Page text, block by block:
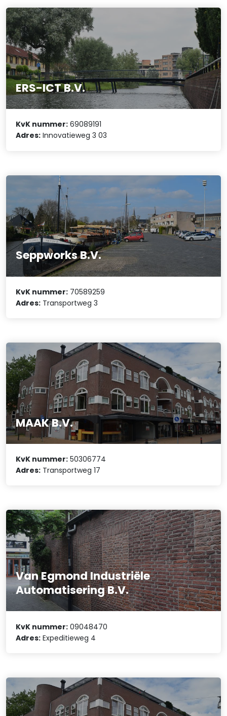
ERS-ICT B.V.
KvK nummer: 69089191
Adres: Innovatieweg 3 03
Seppworks B.V.
KvK nummer: 70589259
Adres: Transportweg 3
MAAK B.V.
KvK nummer: 50306774
Adres: Transportweg 17
Van Egmond Industriële
Automatisering B.V.
KvK nummer: 09048470
Adres: Expeditieweg 4